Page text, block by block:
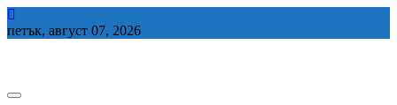
Skip
to
петък, август 07, 2026